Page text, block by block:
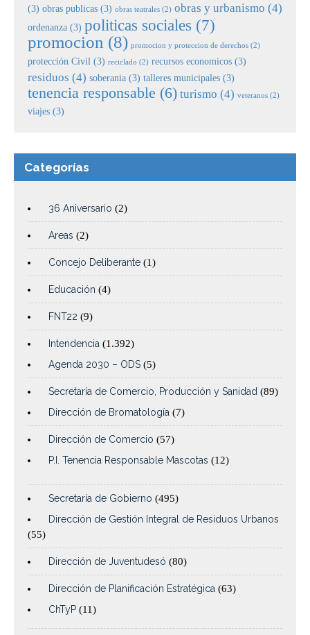
(3) obras publicas (3) obras teatrales (2) obras y urbanismo (4)
ordenanza (3) politicas sociales (7)
promocion (8) promocion y proteccion de derechos (2)
protección Civil (3) reciclado (2) recursos economicos (3)
residuos (4) soberania (3) talleres municipales (3)
tenencia responsable (6) turismo (4) veteranos (2)
viajes (3)
Categorías
36 Aniversario (2)
Areas (2)
Concejo Deliberante (1)
Educación (4)
FNT22 (9)
Intendencia (1.392)
Agenda 2030 – ODS (5)
Secretaría de Comercio, Producción y Sanidad (89)
Dirección de Bromatología (7)
Dirección de Comercio (57)
P.I. Tenencia Responsable Mascotas (12)
Secretaría de Gobierno (495)
Dirección de Gestión Integral de Residuos Urbanos
(55)
Dirección de Juventudesó (80)
Dirección de Planificación Estratégica (63)
ChTyP (11)